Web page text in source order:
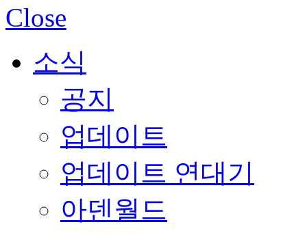
Close
소식
공지
업데이트
업데이트 연대기
아덴월드